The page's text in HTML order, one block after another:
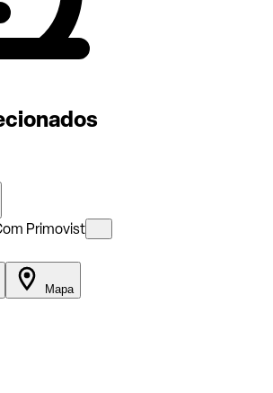
Primovist
Mapa